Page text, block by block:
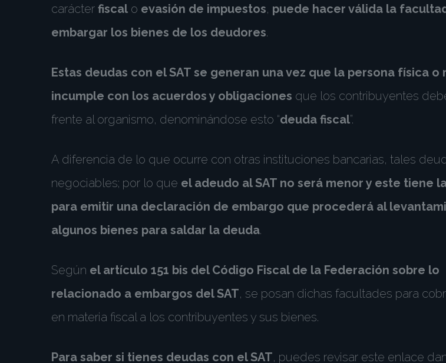
carácter fiscal o evasión de impuestos, puede hacer válida la
embargar los bienes de los deudores.
Estas deudas con el SAT se generan una vez que la persona física o
incumple con los acuerdos y obligaciones que los contribuyentes
frente al organismo, denominándose esto “deuda fiscal”.
A diferencia de lo que ocurre con otras instituciones bancarias, tales
negociables; por lo que el adeudo al SAT no será menor y este tiene
para emitir una declaración de embargo que procederá al
algunos bienes para saldar la deuda.
Según el artículo 151 bis del Código Fiscal de la Federación sobre lo
relacionado a embargos del SAT, se posan dichas facultades para
en materia fiscal a los contribuyentes y sus bienes.
Para saber si tienes deudas con el SAT, puedes revisar este enlace